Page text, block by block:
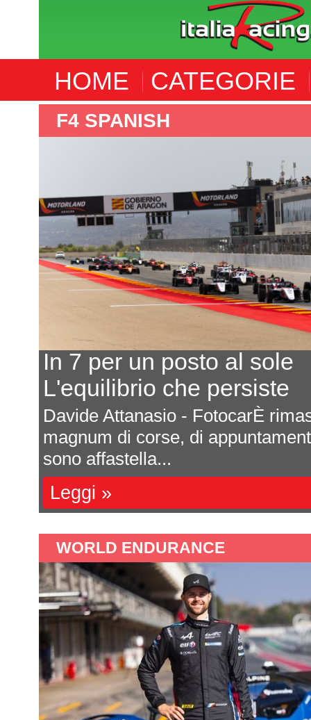
HOME CATEGORIE
F4 SPANISH
In 7 per un posto al sole
L'equilibrio che persiste
Davide Attanasio - FotocarÈ
magnum di corse, di
sono affastella...
Leggi »
WORLD ENDURANCE